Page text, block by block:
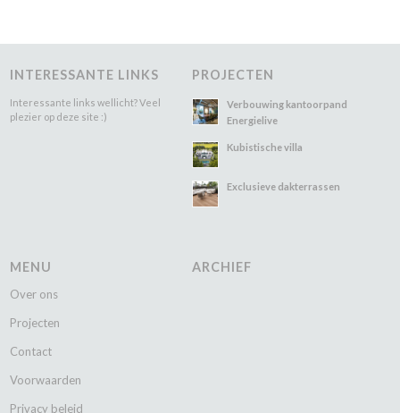
INTERESSANTE LINKS
Interessante links wellicht? Veel
plezier op deze site :)
PROJECTEN
Verbouwing kantoorpand
Energielive
Kubistische villa
Exclusieve dakterrassen
MENU
Over ons
Projecten
Contact
Voorwaarden
Privacy beleid
ARCHIEF